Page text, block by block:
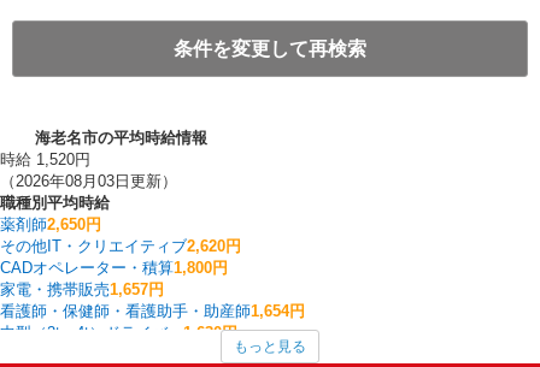
条件を変更して再検索
海老名市の平均時給情報
時給 1,520円
（2026年08月03日更新）
職種別平均時給
薬剤師2,650円
その他IT・クリエイティブ2,620円
CADオペレーター・積算1,800円
家電・携帯販売1,657円
看護師・保健師・看護助手・助産師1,654円
中型（2t・4t）ドライバー 1,630円
もっと見る